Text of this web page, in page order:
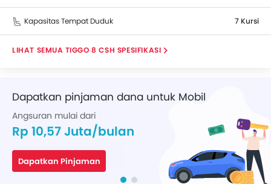
Kapasitas Tempat Duduk 7 Kursi
TIGGO 8 CSH SPESIFIKASI
Dapatkan pinjaman dana untuk Mobil
Angsuran mulai dari
Rp 10,57 Juta/bulan
Dapatkan Pinjaman